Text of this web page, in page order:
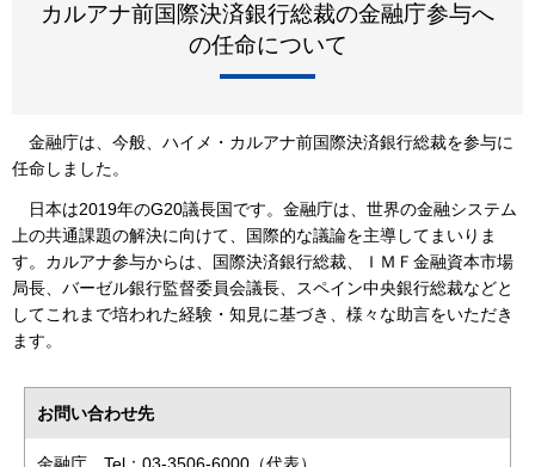
カルアナ前国際決済銀行総裁の金融庁参与へ
の任命について
金融庁は、今般、ハイメ・カルアナ前国際決済銀行総裁を参与に
任命しました。
日本は2019年のG20議長国です。金融庁は、世界の金融システム
上の共通課題の解決に向けて、国際的な議論を主導してまいりま
す。カルアナ参与からは、国際決済銀行総裁、ＩＭＦ金融資本市場
局長、バーゼル銀行監督委員会議長、スペイン中央銀行総裁などと
してこれまで培われた経験・知見に基づき、様々な助言をいただき
ます。
お問い合わせ先